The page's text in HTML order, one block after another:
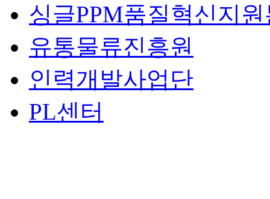
싱글PPM품질혁신지
유통물류진흥원
인력개발사업단
PL센터